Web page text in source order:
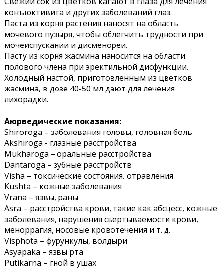
конъюктивита и других заболеваний глаз.
Паста из корня растения наносят на область
мочевого пузыря, чтобы облегчить трудности при
мочеиспускании и дисменореи.
Пасту из корня жасмина наносится на области
полового члена при эректильной дисфункции.
Холодный настой, приготовленным из цветков
жасмина, в дозе 40-50 мл дают для лечения
лихорадки.
Аюрведические показания:
Shiroroga – заболевания головы, головная боль
Akshiroga - глазные расстройства
Mukharoga – оральные расстройства
Dantaroga – зубные расстройств
Visha – токсические состояния, отравления
Kushta – кожные заболевания
Vrana – язвы, раны
Asra – расстройства крови, такие как абсцесс, кожные
заболевания, нарушения свертываемости крови,
меноррагия, носовые кровотечения и т. д.
Visphota – фурункулы, волдыри
Asyapaka – язвы рта
Putikarna – гной в ушах